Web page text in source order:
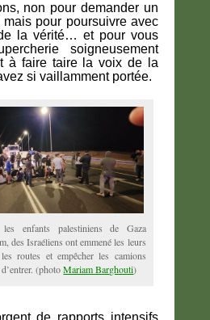
non pour demander un
pour poursuivre avec
la vérité… et pour vous
soigneusement
à faire taire la voix de la
si vaillamment portée.
les enfants palestiniens de Gaza
des Israéliens ont emmené les leurs
routes et empêcher les camions
(photo Mariam Barghouti)
de rapports intensifs